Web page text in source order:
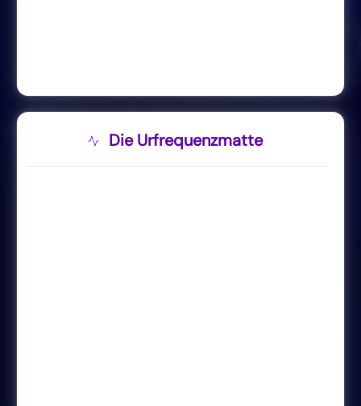
Die Urfrequenzmatte